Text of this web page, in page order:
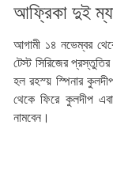
আফ্রিকা দুই
আগামী ১৪ নভেম্বর
টেস্ট সিরিজের
হল রহস্য় স্পিনার
থেকে ফিরে কুলদীপ
নামবেন।